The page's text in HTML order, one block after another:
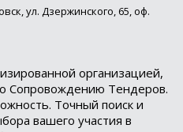
ул. Дзержинского, 65, оф.
организацией,
Сопровождению Тендеров.
Точный поиск и
вашего участия в